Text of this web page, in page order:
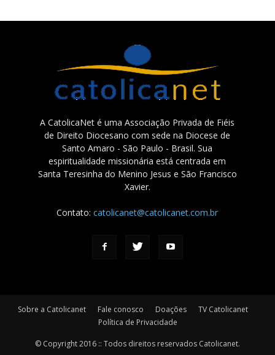
A CatolicaNet é uma Associação Privada de Fiéis
de Direito Diocesano com sede na Diocese de
Santo Amaro - São Paulo - Brasil. Sua
espiritualidade missionária está centrada em
Santa Teresinha do Menino Jesus e São Francisco
Xavier.
Contato:catolicanet@catolicanet.com.br
Sobre a Catolicanet Fale conosco Doações
TV Catolicanet
Política de Privacidade
© Copyright 2016 :: Todos direitos reservados Catolicanet.